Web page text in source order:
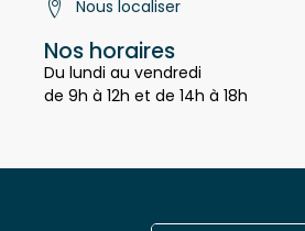
Nos horaires
Du lundi au vendredi